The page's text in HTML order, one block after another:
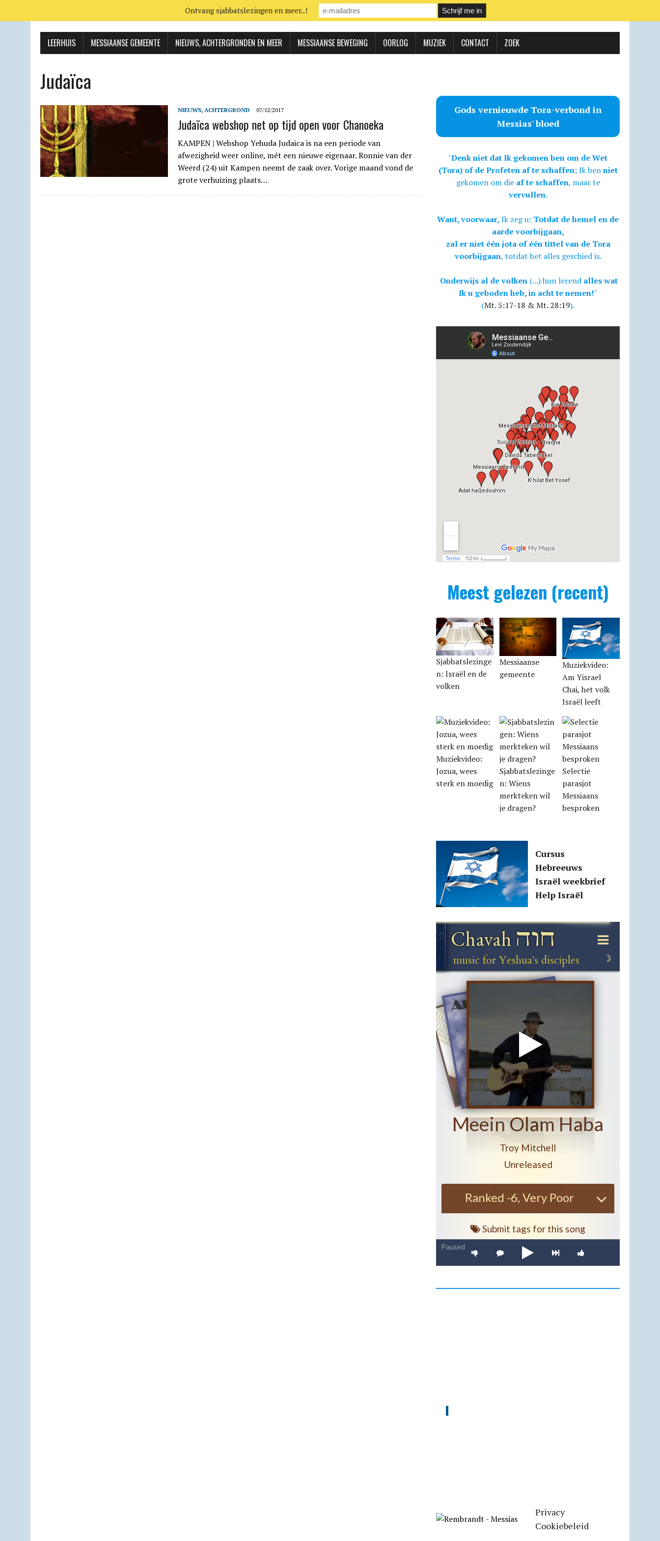
LEERHUIS MESSIAANSE GEMEENTE NIEUWS, ACHTERGRONDEN EN MEER MESSIAANSE BEWEGING OORLOG MUZIEK CONTACT ZOEK
Judaïca
NIEUWS, ACHTERGROND 07/12/2017
Judaïca webshop net op tijd open voor Chanoeka
KAMPEN | Webshop Yehuda Judaica is na een periode van
afwezigheid weer online, mét een nieuwe eigenaar. Ronnie van der
Weerd (24) uit Kampen neemt de zaak over. Vorige maand vond de
grote verhuizing plaats…
Gods vernieuwde Tora-verbond in
Messias' bloed
"Denk niet dat Ik gekomen ben om de Wet
(Tora) of de Profeten af te schaffen; Ik benniet
gekomen om die af te schaffen, maar te
vervullen.
Want, voorwaar, Ik zeg u: Totdat de hemel en de
aarde voorbijgaan,
zal er niet één jota of één tittel van de Tora
voorbijgaan, totdat het alles geschied is.
Onderwijs al de volken (...) hun lerend alles wat
Ik u geboden heb, in acht te nemen!"
(Mt. 5:17-18 & Mt. 28:19).
Meest gelezen (recent)
Sjabbatslezinge
n: Israël en de
volken
Messiaanse
gemeente
Muziekvideo:
Am Yisrael
Chai, het volk
Israël leeft
Muziekvideo:
Jozua, wees
sterk en moedig
Sjabbatslezinge
n: Wiens
merkteken wil
je dragen?
Selectie
parasjot
Messiaans
besproken
Cursus
Hebreeuws
Israël weekbrief
Help Israël
Privacy
Cookiebeleid
Ontvang sjabbatslezingen en meer..!